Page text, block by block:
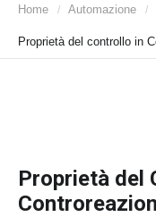
Home / Automazione /
Proprietà del controllo in
Proprietà del